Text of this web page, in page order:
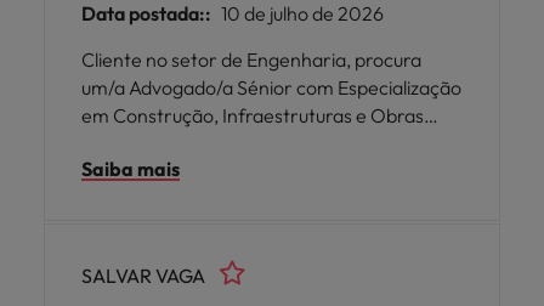
Data postada:: 10 de julho de 2026
Cliente no setor de Engenharia, procura
um/a Advogado/a Sénior com Especialização
em Construção, Infraestruturas e Obras
Saiba mais
SALVAR VAGA